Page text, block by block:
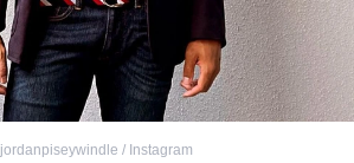
jordanpiseywindle / Instagram